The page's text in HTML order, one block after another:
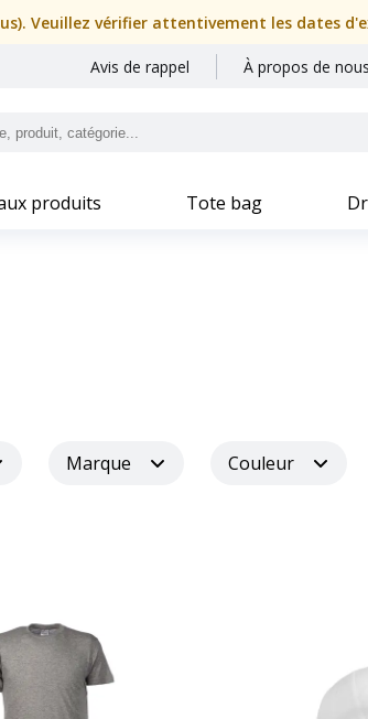
Veuillez vérifier attentivement les dates
Avis de rappel À propos de nous
produits Tote bag
Marque Couleur